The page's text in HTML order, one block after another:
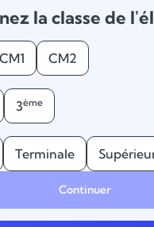
la classe de
CM1 CM2
3ème
Terminale
Continuer